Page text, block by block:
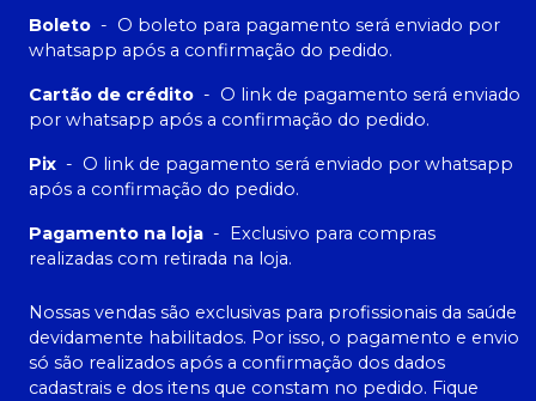
Boleto - O boleto para pagamento será enviado por
whatsapp após a confirmação do pedido.
Cartão de crédito - O link de pagamento será enviado
por whatsapp após a confirmação do pedido.
Pix - O link de pagamento será enviado por whatsapp
após a confirmação do pedido.
Pagamento na loja -
Exclusivo para compras
realizadas com retirada na loja.
Nossas vendas são exclusivas para profissionais da saúde
devidamente habilitados. Por isso, o pagamento e envio
só são realizados após a confirmação dos dados
cadastrais e dos itens que constam no pedido. Fique